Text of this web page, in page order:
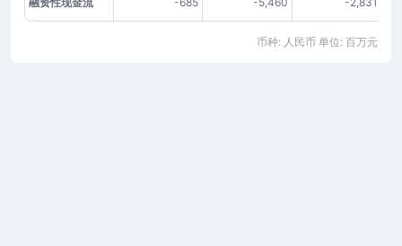
币种: 人民币 单位: 百万元